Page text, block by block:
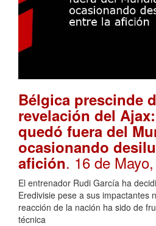
Bélgica prescinde
revelación del
quedó fuera del
ocasionando
afición. 16 de
El entrenador Rudi García ha
Eredivisie pese a sus impactantes
reacción de la nación ha sido de
técnica